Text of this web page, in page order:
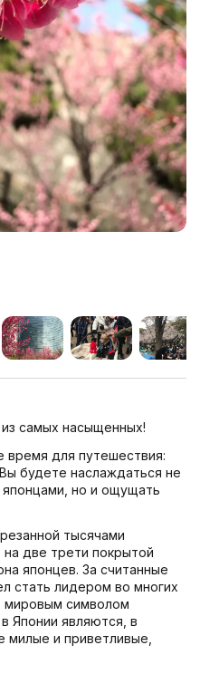
самых насыщенных!
время для путешествия:
будете наслаждаться не
японцами, но и ощущать
тысячами
две трети покрытой
японцев. За считанные
стать лидером во многих
мировым символом
Японии являются, в
и приветливые,